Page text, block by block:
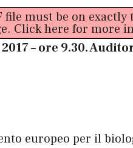
must be on exactly
Click here for more
2017 – ore 9.30.
europeo per il